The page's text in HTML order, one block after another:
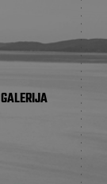
GALERIJA